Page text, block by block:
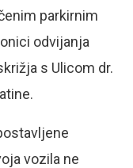
parkirnim
odvijanja
s Ulicom dr.
vozila ne